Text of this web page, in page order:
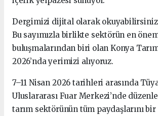
Dergimizi dijital olarak
Bu sayımızla birlikte sektörün en
buluşmalarından biri olan Konya
2026’nda yerimizi alıyoruz.
7–11 Nisan 2026 tarihleri arasında
Uluslararası Fuar Merkezi’nde
tarım sektörünün tüm paydaşlarını